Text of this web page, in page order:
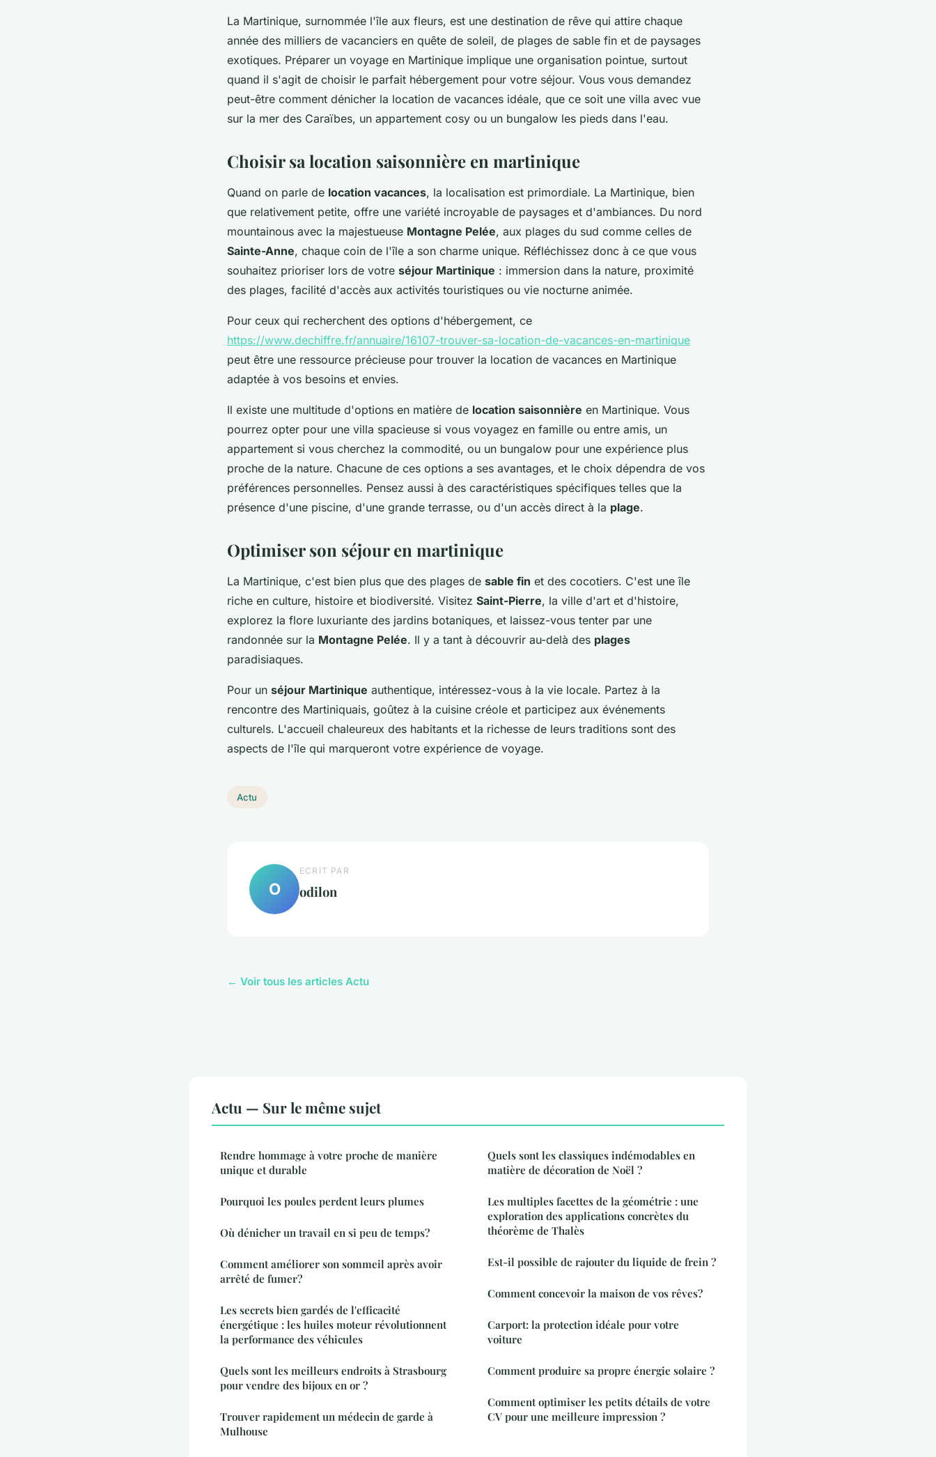
La Martinique, surnommée l'île aux fleurs, est une destination de rêve qui attire chaque
année des milliers de vacanciers en quête de soleil, de plages de sable fin et de paysages
exotiques. Préparer un voyage en Martinique implique une organisation pointue, surtout
quand il s'agit de choisir le parfait hébergement pour votre séjour. Vous vous demandez
peut-être comment dénicher la location de vacances idéale, que ce soit une villa avec vue
sur la mer des Caraïbes, un appartement cosy ou un bungalow les pieds dans l'eau.
Choisir sa location saisonnière en martinique
Quand on parle de location vacances, la localisation est primordiale. La Martinique, bien
que relativement petite, offre une variété incroyable de paysages et d'ambiances. Du nord
mountainous avec la majestueuse Montagne Pelée, aux plages du sud comme celles de
Sainte-Anne, chaque coin de l'île a son charme unique. Réfléchissez donc à ce que vous
souhaitez prioriser lors de votre séjour Martinique : immersion dans la nature, proximité
des plages, facilité d'accès aux activités touristiques ou vie nocturne animée.
Pour ceux qui recherchent des options d'hébergement, ce
https://www.dechiffre.fr/annuaire/16107-trouver-sa-location-de-vacances-en-martinique
peut être une ressource précieuse pour trouver la location de vacances en Martinique
adaptée à vos besoins et envies.
Il existe une multitude d'options en matière de location saisonnière en Martinique. Vous
pourrez opter pour une villa spacieuse si vous voyagez en famille ou entre amis, un
appartement si vous cherchez la commodité, ou un bungalow pour une expérience plus
proche de la nature. Chacune de ces options a ses avantages, et le choix dépendra de vos
préférences personnelles. Pensez aussi à des caractéristiques spécifiques telles que la
présence d'une piscine, d'une grande terrasse, ou d'un accès direct à la plage.
Optimiser son séjour en martinique
La Martinique, c'est bien plus que des plages de sable fin et des cocotiers. C'est une île
riche en culture, histoire et biodiversité. Visitez Saint-Pierre, la ville d'art et d'histoire,
explorez la flore luxuriante des jardins botaniques, et laissez-vous tenter par une
randonnée sur la Montagne Pelée. Il y a tant à découvrir au-delà des plages
paradisiaques.
Pour un séjour Martinique authentique, intéressez-vous à la vie locale. Partez à la
rencontre des Martiniquais, goûtez à la cuisine créole et participez aux événements
culturels. L'accueil chaleureux des habitants et la richesse de leurs traditions sont des
aspects de l'île qui marqueront votre expérience de voyage.
Actu
O
ECRIT PAR
odilon
← Voir tous les articles Actu
Actu — Sur le même sujet
Rendre hommage à votre proche de manière
unique et durable
Pourquoi les poules perdent leurs plumes
Où dénicher un travail en si peu de temps?
Comment améliorer son sommeil après avoir
arrêté de fumer?
Les secrets bien gardés de l'efficacité
énergétique : les huiles moteur révolutionnent
la performance des véhicules
Quels sont les meilleurs endroits à Strasbourg
pour vendre des bijoux en or ?
Trouver rapidement un médecin de garde à
Mulhouse
Quels sont les classiques indémodables en
matière de décoration de Noël ?
Les multiples facettes de la géométrie : une
exploration des applications concrètes du
théorème de Thalès
Est-il possible de rajouter du liquide de frein ?
Comment concevoir la maison de vos rêves?
Carport: la protection idéale pour votre
voiture
Comment produire sa propre énergie solaire ?
Comment optimiser les petits détails de votre
CV pour une meilleure impression ?